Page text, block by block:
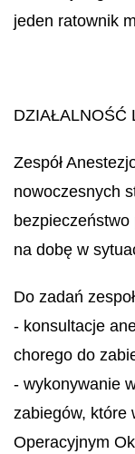
jeden ratownik
DZIAŁALNOŚĆ
Zespół
nowoczesnych
na dobę w
Do zadań
- konsultacje
chorego do
- wykonywanie
zabiegów, które
Operacyjnym